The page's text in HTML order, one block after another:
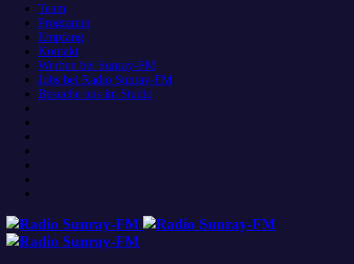
Team
Programm
Empfang
Kontakt
Werben bei Sunray-FM
Jobs bei Radio Sunray-FM
Besuche uns im Studio